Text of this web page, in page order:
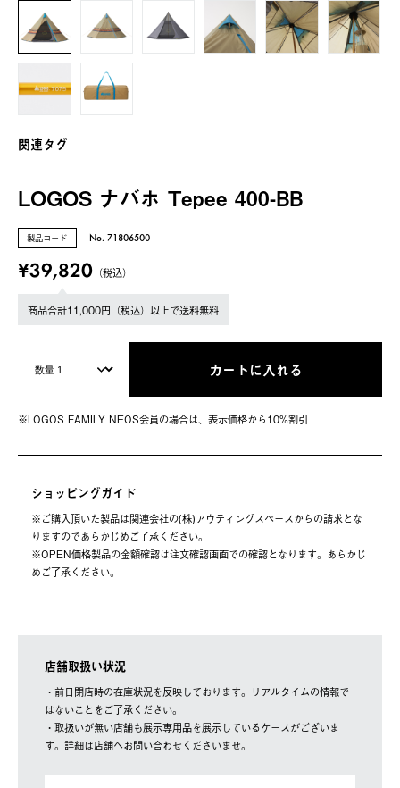
関連タグ
LOGOS ナバホ Tepee 400-BB
製品コード No. 71806500
¥39,820 （税込）
商品合計11,000円（税込）以上で送料無料
カートに入れる
※LOGOS FAMILY NEOS会員の場合は、表⽰価格から10%割引
ショッピングガイド
※ご購⼊頂いた製品は関連会社の(株)アウティングスペースからの請求とな
りますのであらかじめご了承ください。
※OPEN価格製品の⾦額確認は注⽂確認画⾯での確認となります。あらかじ
めご了承ください。
店舗取扱い状況
・前日閉店時の在庫状況を反映しております。リアルタイムの情報で
はないことをご了承ください。
・取扱いが無い店舗も展示専用品を展示しているケースがございま
す。詳細は店舗へお問い合わせくださいませ。